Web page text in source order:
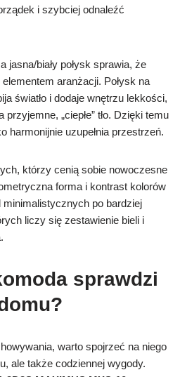
i szybciej odnaleźć
jasna/biały połysk sprawia, że
aranżacji. Połysk na
światło i dodaje wnętrzu lekkości,
„ciepłe” tło. Dzięki temu
harmonijnie uzupełnia przestrzeń.
którzy cenią sobie nowoczesne
forma i kontrast kolorów
minimalistycznych po bardziej
liczy się zestawienie bieli i
sprawdzi
warto spojrzeć na niego
ale także codziennej wygody.